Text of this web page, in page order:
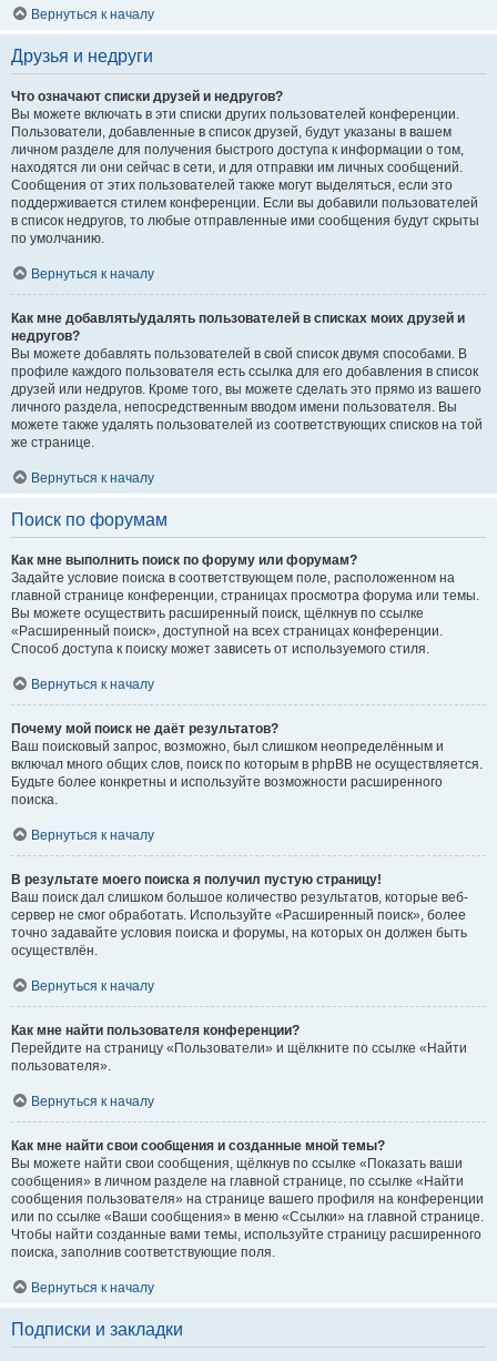
Вернуться к началу
Друзья и недруги
Что означают списки друзей и недругов?
Вы можете включать в эти списки других пользователей конференции.
Пользователи, добавленные в список друзей, будут указаны в вашем
личном разделе для получения быстрого доступа к информации о том,
находятся ли они сейчас в сети, и для отправки им личных сообщений.
Сообщения от этих пользователей также могут выделяться, если это
поддерживается стилем конференции. Если вы добавили пользователей
в список недругов, то любые отправленные ими сообщения будут скрыты
по умолчанию.
Вернуться к началу
Как мне добавлять/удалять пользователей в списках моих друзей и
недругов?
Вы можете добавлять пользователей в свой список двумя способами. В
профиле каждого пользователя есть ссылка для его добавления в список
друзей или недругов. Кроме того, вы можете сделать это прямо из вашего
личного раздела, непосредственным вводом имени пользователя. Вы
можете также удалять пользователей из соответствующих списков на той
же странице.
Вернуться к началу
Поиск по форумам
Как мне выполнить поиск по форуму или форумам?
Задайте условие поиска в соответствующем поле, расположенном на
главной странице конференции, страницах просмотра форума или темы.
Вы можете осуществить расширенный поиск, щёлкнув по ссылке
«Расширенный поиск», доступной на всех страницах конференции.
Способ доступа к поиску может зависеть от используемого стиля.
Вернуться к началу
Почему мой поиск не даёт результатов?
Ваш поисковый запрос, возможно, был слишком неопределённым и
включал много общих слов, поиск по которым в phpBB не осуществляется.
Будьте более конкретны и используйте возможности расширенного
поиска.
Вернуться к началу
В результате моего поиска я получил пустую страницу!
Ваш поиск дал слишком большое количество результатов, которые веб-
сервер не смог обработать. Используйте «Расширенный поиск», более
точно задавайте условия поиска и форумы, на которых он должен быть
осуществлён.
Вернуться к началу
Как мне найти пользователя конференции?
Перейдите на страницу «Пользователи» и щёлкните по ссылке «Найти
пользователя».
Вернуться к началу
Как мне найти свои сообщения и созданные мной темы?
Вы можете найти свои сообщения, щёлкнув по ссылке «Показать ваши
сообщения» в личном разделе на главной странице, по ссылке «Найти
сообщения пользователя» на странице вашего профиля на конференции
или по ссылке «Ваши сообщения» в меню «Ссылки» на главной странице.
Чтобы найти созданные вами темы, используйте страницу расширенного
поиска, заполнив соответствующие поля.
Вернуться к началу
Подписки и закладки